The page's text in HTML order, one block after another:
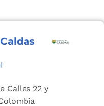
Calles 22 y